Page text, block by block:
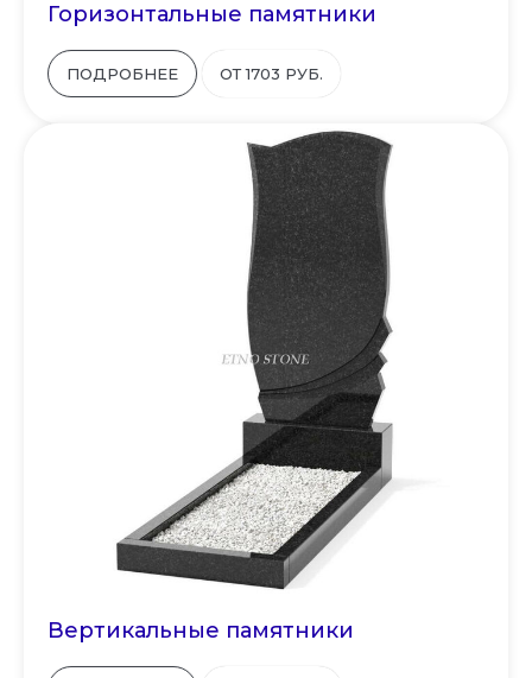
Горизонтальные памятники
ПОДРОБНЕЕ ОТ 1703 РУБ.
Вертикальные памятники